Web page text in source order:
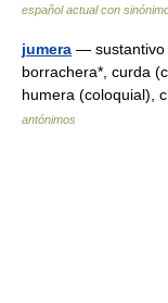
español actual con
jumera — sustantivo
borrachera*, curda
humera (coloquial),
antónimos